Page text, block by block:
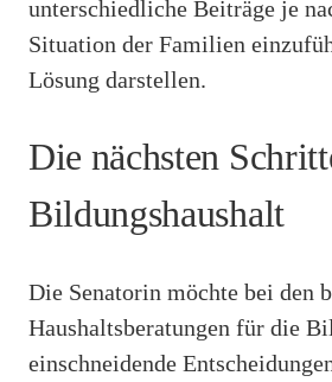
unterschiedliche Beiträge je
Situation der Familien
Lösung darstellen.
Die nächsten
Bildungshaushalt
Die Senatorin möchte bei den
Haushaltsberatungen für die
einschneidende